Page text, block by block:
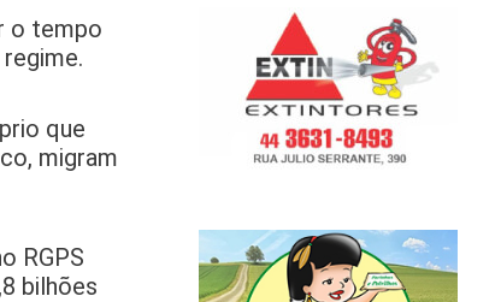
o tempo
que
migram
RGPS
bilhões